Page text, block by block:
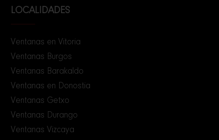
LOCALIDADES
Ventanas en Vitoria
Ventanas Burgos
Ventanas Barakaldo
Ventanas en Donostia
Ventanas Getxo
Ventanas Durango
Ventanas Vizcaya